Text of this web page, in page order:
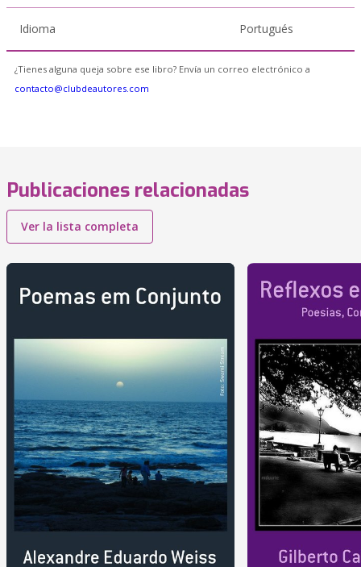
Idioma Portugués
¿Tienes alguna queja sobre ese libro? Envía un correo electrónico a
contacto@clubdeautores.com
Publicaciones relacionadas
Ver la lista completa